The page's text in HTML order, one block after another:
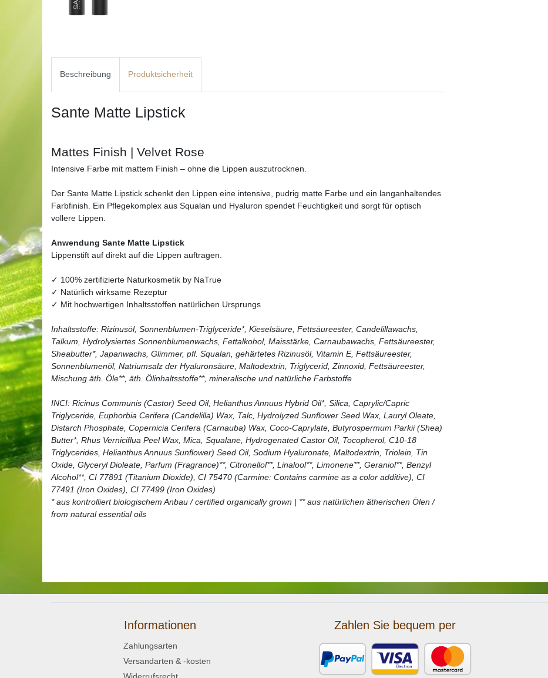
Beschreibung Produktsicherheit
Sante Matte Lipstick
Mattes Finish | Velvet Rose
Intensive Farbe mit mattem Finish – ohne die Lippen auszutrocknen.
Der Sante Matte Lipstick schenkt den Lippen eine intensive, pudrig matte Farbe und ein langanhaltendes
Farbfinish. Ein Pflegekomplex aus Squalan und Hyaluron spendet Feuchtigkeit und sorgt für optisch
vollere Lippen.
Anwendung Sante Matte Lipstick
Lippenstift auf direkt auf die Lippen auftragen.
✓ 100% zertifizierte Naturkosmetik by NaTrue
✓ Natürlich wirksame Rezeptur
✓ Mit hochwertigen Inhaltsstoffen natürlichen Ursprungs
Inhaltsstoffe: Rizinusöl, Sonnenblumen-Triglyceride*, Kieselsäure, Fettsäureester, Candelillawachs,
Talkum, Hydrolysiertes Sonnenblumenwachs, Fettalkohol, Maisstärke, Carnaubawachs, Fettsäureester,
Sheabutter*, Japanwachs, Glimmer, pfl. Squalan, gehärtetes Rizinusöl, Vitamin E, Fettsäureester,
Sonnenblumenöl, Natriumsalz der Hyaluronsäure, Maltodextrin, Triglycerid, Zinnoxid, Fettsäureester,
Mischung äth. Öle**, äth. Ölinhaltsstoffe**, mineralische und natürliche Farbstoffe
INCI: Ricinus Communis (Castor) Seed Oil, Helianthus Annuus Hybrid Oil*, Silica, Caprylic/Capric
Triglyceride, Euphorbia Cerifera (Candelilla) Wax, Talc, Hydrolyzed Sunflower Seed Wax, Lauryl Oleate,
Distarch Phosphate, Copernicia Cerifera (Carnauba) Wax, Coco-Caprylate, Butyrospermum Parkii (Shea)
Butter*, Rhus Verniciflua Peel Wax, Mica, Squalane, Hydrogenated Castor Oil, Tocopherol, C10-18
Triglycerides, Helianthus Annuus Sunflower) Seed Oil, Sodium Hyaluronate, Maltodextrin, Triolein, Tin
Oxide, Glyceryl Dioleate, Parfum (Fragrance)**, Citronellol**, Linalool**, Limonene**, Geraniol**, Benzyl
Alcohol**, CI 77891 (Titanium Dioxide), CI 75470 (Carmine: Contains carmine as a color additive), CI
77491 (Iron Oxides), CI 77499 (Iron Oxides)
* aus kontrolliert biologischem Anbau / certified organically grown | ** aus natürlichen ätherischen Ölen /
from natural essential oils
Informationen
Zahlungsarten
Versandarten & -kosten
Widerrufsrecht
Zahlen Sie bequem per